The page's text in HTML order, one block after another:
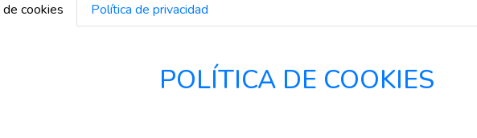
cookies Política de privacidad
POLÍTICA DE COOKIES